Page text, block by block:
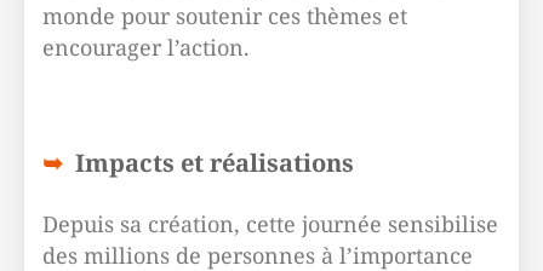
monde pour soutenir ces thèmes et
encourager l’action.
Impacts et réalisations
Depuis sa création, cette journée sensibilise
des millions de personnes à l’importance